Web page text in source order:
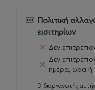
Πολιτική
εισιτηρίων
Δεν
Δεν
ημέρα, ώρα ή
Ο διοργανωτής